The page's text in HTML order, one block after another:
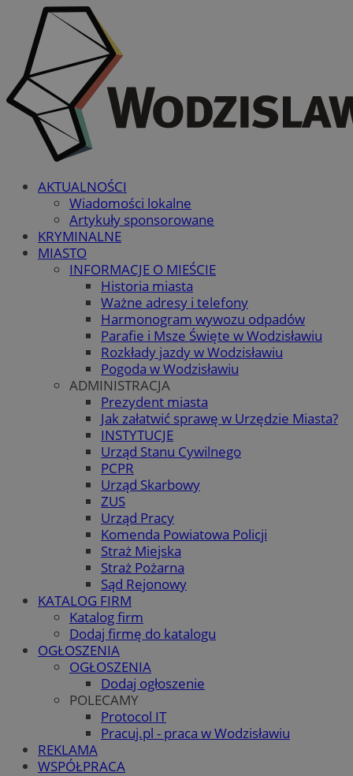
AKTUALNOŚCI
Wiadomości lokalne
Artykuły sponsorowane
KRYMINALNE
MIASTO
INFORMACJE O MIEŚCIE
Historia miasta
Ważne adresy i telefony
Harmonogram wywozu odpadów
Parafie i Msze Święte w Wodzisławiu
Rozkłady jazdy w Wodzisławiu
Pogoda w Wodzisławiu
ADMINISTRACJA
Prezydent miasta
Jak załatwić sprawę w Urzędzie Miasta?
INSTYTUCJE
Urząd Stanu Cywilnego
PCPR
Urząd Skarbowy
ZUS
Urząd Pracy
Komenda Powiatowa Policji
Straż Miejska
Straż Pożarna
Sąd Rejonowy
KATALOG FIRM
Katalog firm
Dodaj firmę do katalogu
OGŁOSZENIA
OGŁOSZENIA
Dodaj ogłoszenie
POLECAMY
Protocol IT
Pracuj.pl - praca w Wodzisławiu
REKLAMA
WSPÓŁPRACA